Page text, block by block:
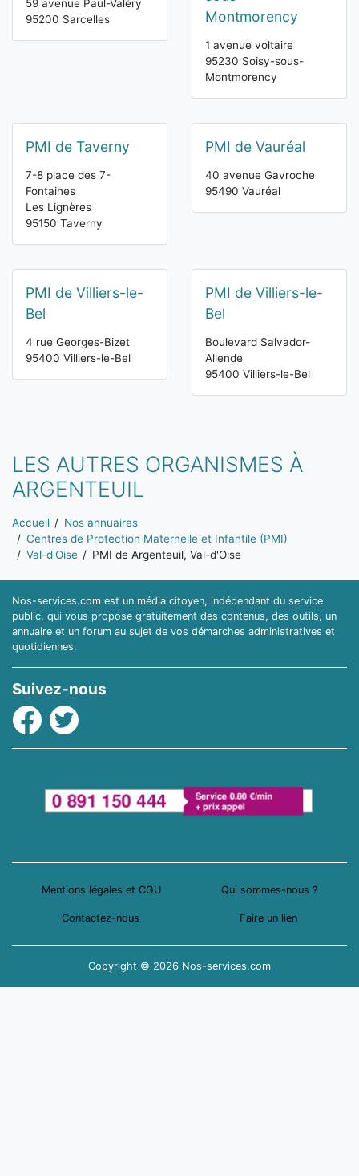
59 avenue Paul-Valéry
95200 Sarcelles
Montmorency
1 avenue voltaire
95230 Soisy-sous-
Montmorency
PMI de Taverny
7-8 place des 7-
Fontaines
Les Lignères
95150 Taverny
PMI de Vauréal
40 avenue Gavroche
95490 Vauréal
PMI de Villiers-le-
Bel
4 rue Georges-Bizet
95400 Villiers-le-Bel
PMI de Villiers-le-
Bel
Boulevard Salvador-
Allende
95400 Villiers-le-Bel
LES AUTRES ORGANISMES À
ARGENTEUIL
Vous êtes ici:
Accueil
Nos annuaires
Centres de Protection Maternelle et Infantile (PMI)
Val-d'Oise
PMI de Argenteuil, Val-d'Oise
Nos-services.com est un média citoyen, indépendant du service
public, qui vous propose gratuitement des contenus, des outils, un
annuaire et un forum au sujet de vos démarches administratives et
quotidiennes.
Suivez-nous
Facebook
Twitter
Mentions légales et CGU Qui sommes-nous ?
Contactez-nous Faire un lien
Copyright © 2026 Nos-services.com